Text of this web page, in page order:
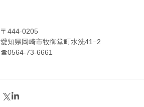
〒444-0205
愛知県岡崎市牧御堂町水洗41−2
☎0564-73-6661